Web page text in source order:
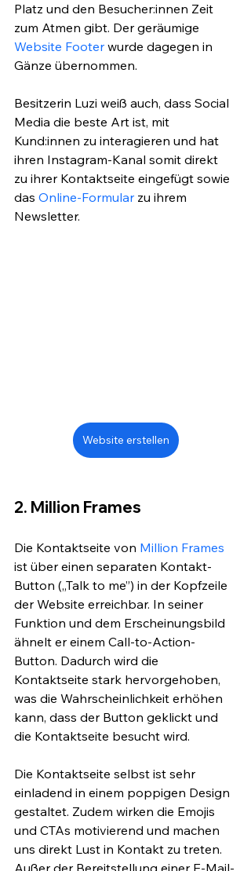
Platz und den Besucher:innen Zeit
zum Atmen gibt. Der geräumige
Website Footer wurde dagegen in
Gänze übernommen.
Besitzerin Luzi weiß auch, dass Social
Media die beste Art ist, mit
Kund:innen zu interagieren und hat
ihren Instagram-Kanal somit direkt
zu ihrer Kontaktseite eingefügt sowie
das Online-Formular zu ihrem
Newsletter.
Website erstellen
2. Million Frames
Die Kontaktseite von Million Frames
ist über einen separaten Kontakt-
Button („Talk to me”) in der Kopfzeile
der Website erreichbar. In seiner
Funktion und dem Erscheinungsbild
ähnelt er einem Call-to-Action-
Button. Dadurch wird die
Kontaktseite stark hervorgehoben,
was die Wahrscheinlichkeit erhöhen
kann, dass der Button geklickt und
die Kontaktseite besucht wird.
Die Kontaktseite selbst ist sehr
einladend in einem poppigen Design
gestaltet. Zudem wirken die Emojis
und CTAs motivierend und machen
uns direkt Lust in Kontakt zu treten.
Außer der Bereitstellung einer E-Mail-